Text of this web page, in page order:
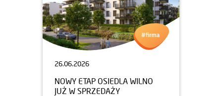
26.06.2026
NOWY ETAP OSIEDLA WILNO
JUŻ W SPRZEDAŻY